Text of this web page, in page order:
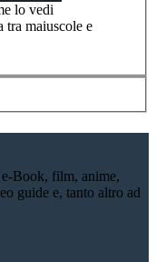
lo vedi
tra maiuscole e
Book, film, anime,
guide e, tanto altro ad